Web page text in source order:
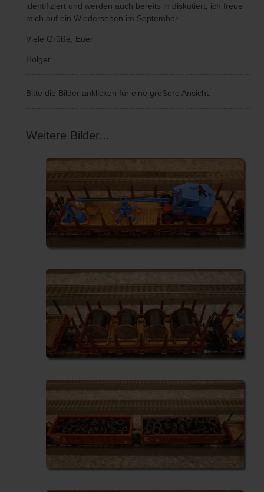
identifiziert und werden auch bereits in diskutiert, ich freue
mich auf ein Wiedersehen im September.
Viele Grüße, Euer
Holger
Bitte die Bilder anklicken für eine größere Ansicht.
Weitere Bilder...